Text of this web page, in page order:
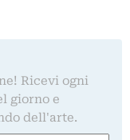
Ricevi ogni
giorno e
dell'arte.